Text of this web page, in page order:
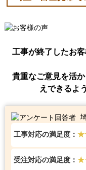
工事が終了したお
貴重なご意見を活
えできるよ
工事対応の満足度：
受注対応の満足度：